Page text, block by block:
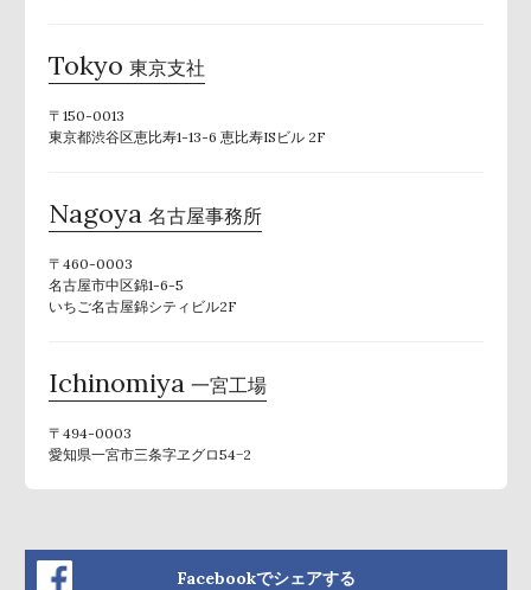
Tokyo 東京支社
〒150-0013
東京都渋谷区恵比寿1-13-6 恵比寿ISビル 2F
Nagoya 名古屋事務所
〒460-0003
名古屋市中区錦1-6-5
いちご名古屋錦シティビル2F
Ichinomiya 一宮工場
〒494-0003
愛知県一宮市三条字ヱグロ54−2
Facebookでシェアする